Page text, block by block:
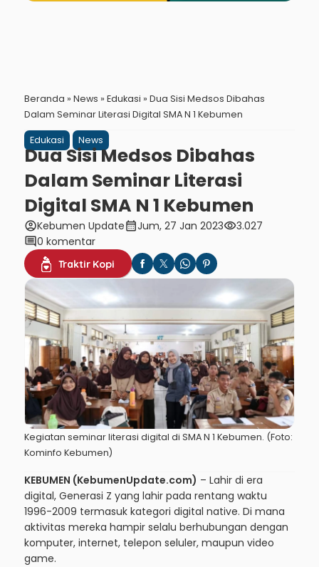
Beranda » News » Edukasi » Dua Sisi Medsos Dibahas
Dalam Seminar Literasi Digital SMA N 1 Kebumen
Edukasi News
Dua Sisi Medsos Dibahas
Dalam Seminar Literasi
Digital SMA N 1 Kebumen
account_circleKebumen Updatecalendar_monthJum, 27 Jan 2023visibility3.027
comment0 komentar
Traktir Kopi
Kegiatan seminar literasi digital di SMA N 1 Kebumen. (Foto:
Kominfo Kebumen)
KEBUMEN (KebumenUpdate.com) – Lahir di era
digital, Generasi Z yang lahir pada rentang waktu
1996-2009 termasuk kategori digital native. Di mana
aktivitas mereka hampir selalu berhubungan dengan
komputer, internet, telepon seluler, maupun video
game.